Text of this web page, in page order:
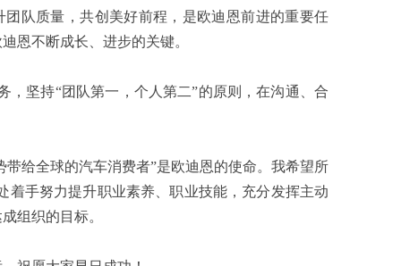
队质量，共创美好前程，是欧迪恩前进的重要任
恩不断成长、进步的关键。
坚持“团队第一，个人第二”的原则，在沟通、合
给全球的汽车消费者”是欧迪恩的使命。我希望所
手努力提升职业素养、职业技能，充分发挥主动
组织的目标。